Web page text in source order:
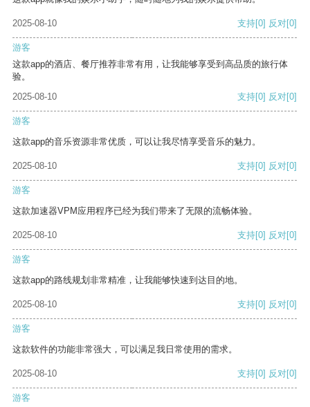
2025-08-10 支持[0] 反对[0]
游客
这款app的酒店、餐厅推荐非常有用，让我能够享受到高品质的旅行体
验。
2025-08-10
支持[0] 反对[0]
游客
这款app的音乐资源非常优质，可以让我尽情享受音乐的魅力。
2025-08-10 支持[0] 反对[0]
游客
这款加速器VPM应用程序已经为我们带来了无限的流畅体验。
2025-08-10 支持[0] 反对[0]
游客
这款app的路线规划非常精准，让我能够快速到达目的地。
2025-08-10 支持[0] 反对[0]
游客
这款软件的功能非常强大，可以满足我日常使用的需求。
2025-08-10 支持[0] 反对[0]
游客